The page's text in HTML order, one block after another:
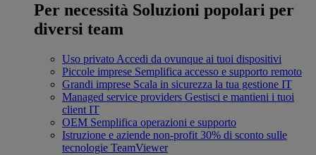
Per necessità Soluzioni popolari per
diversi team
Uso privato Accedi da ovunque ai tuoi dispositivi
Piccole imprese Semplifica accesso e supporto remoto
Grandi imprese Scala in sicurezza la tua gestione IT
Managed service providers Gestisci e mantieni i tuoi
client IT
OEM Semplifica operazioni e supporto
Istruzione e aziende non-profit 30% di sconto sulle
tecnologie TeamViewer